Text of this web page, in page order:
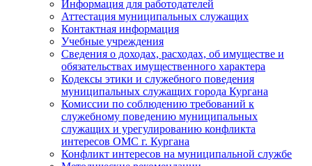
Информация для работодателей
Аттестация муниципальных служащих
Контактная информация
Учебные учреждения
Сведения о доходах, расходах, об имуществе и
обязательствах имущественного характера
Кодексы этики и служебного поведения
муниципальных служащих города Кургана
Комиссии по соблюдению требований к
служебному поведению муниципальных
служащих и урегулированию конфликта
интересов ОМС г. Кургана
Конфликт интересов на муниципальной службе